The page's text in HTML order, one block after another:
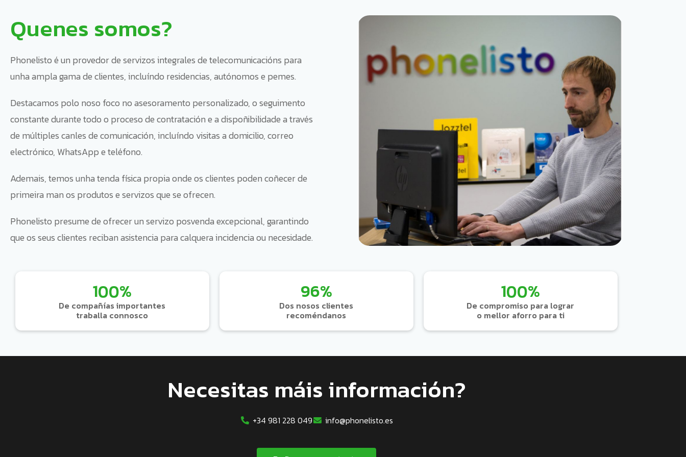
Quenes somos?
Phonelisto é un provedor de servizos integrales de telecomunicacións para
unha ampla gama de clientes, incluíndo residencias, autónomos e pemes.
Destacamos polo noso foco no asesoramento personalizado, o seguimento
constante durante todo o proceso de contratación e a dispoñibilidade a través
de múltiples canles de comunicación, incluíndo visitas a domicilio, correo
electrónico, WhatsApp e teléfono.
Ademais, temos unha tenda física propia onde os clientes poden coñecer de
primeira man os produtos e servizos que se ofrecen.
Phonelisto presume de ofrecer un servizo posvenda excepcional, garantindo
que os seus clientes reciban asistencia para calquera incidencia ou necesidade.
100%
De compañías importantes
traballa connosco
96%
Dos nosos clientes
recoméndanos
100%
De compromiso para lograr
o mellor aforro para ti
Necesitas máis información?
+34 981 228 049 info@phonelisto.es